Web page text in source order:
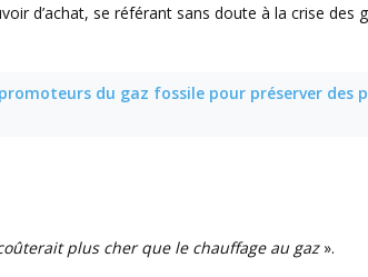
d’achat, se référant sans doute à la crise des
du gaz fossile pour préserver des
plus cher que le chauffage au gaz».